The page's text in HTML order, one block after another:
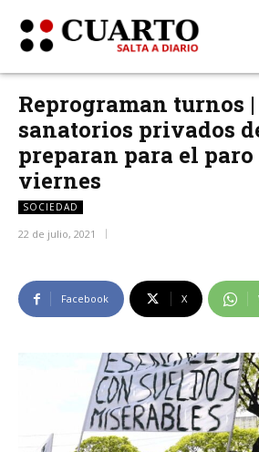
Reprograman turnos
sanatorios privados
preparan para el
viernes
SOCIEDAD
22 de julio, 2021
Facebook X